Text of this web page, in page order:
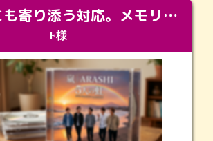
急な依頼にも寄り添う対応。メモリアルコーナーで振り返る大切な日々
F様